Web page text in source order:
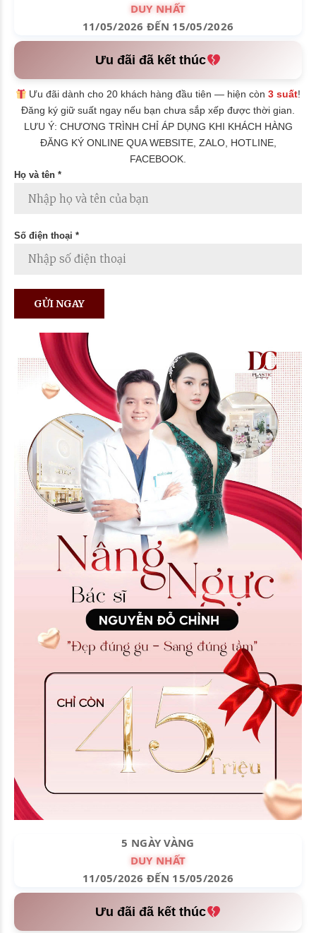
DUY NHẤT
11/05/2026 ĐẾN 15/05/2026
Ưu đãi đã kết thúc
Ưu đãi dành cho 20 khách hàng đầu tiên — hiện còn3 suất!
Đăng ký giữ suất ngay nếu bạn chưa sắp xếp được thời gian.
LƯU Ý: CHƯƠNG TRÌNH CHỈ ÁP DỤNG KHI KHÁCH HÀNG
ĐĂNG KÝ ONLINE QUA WEBSITE, ZALO, HOTLINE,
FACEBOOK.
Họ và tên *
Số điện thoại *
5 NGÀY VÀNG
DUY NHẤT
11/05/2026 ĐẾN 15/05/2026
Ưu đãi đã kết thúc